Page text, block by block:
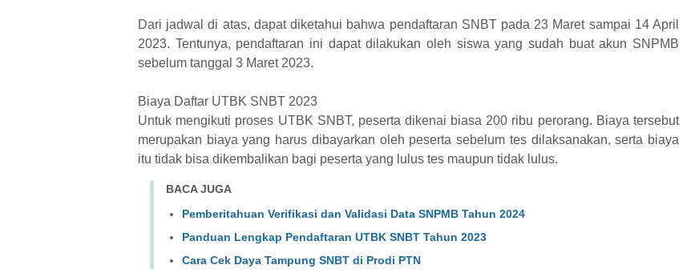
Dari jadwal di atas, dapat diketahui bahwa pendaftaran SNBT pada 23 Maret sampai 14 April
2023. Tentunya, pendaftaran ini dapat dilakukan oleh siswa yang sudah buat akun SNPMB
sebelum tanggal 3 Maret 2023.
Biaya Daftar UTBK SNBT 2023
Untuk mengikuti proses UTBK SNBT, peserta dikenai biasa 200 ribu perorang. Biaya tersebut
merupakan biaya yang harus dibayarkan oleh peserta sebelum tes dilaksanakan, serta biaya
itu tidak bisa dikembalikan bagi peserta yang lulus tes maupun tidak lulus.
BACA JUGA
Pemberitahuan Verifikasi dan Validasi Data SNPMB Tahun 2024
Panduan Lengkap Pendaftaran UTBK SNBT Tahun 2023
Cara Cek Daya Tampung SNBT di Prodi PTN